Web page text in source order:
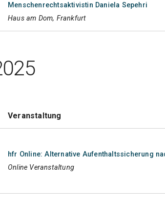
Menschenrechtsaktivistin Daniela Sepehri
Haus am Dom, Frankfurt
Veranstaltung
hfr Online: Alternative Aufenthaltssicherung
Online Veranstaltung